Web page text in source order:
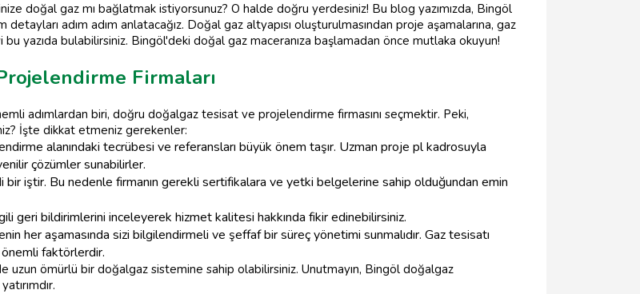
doğal gaz mı bağlatmak istiyorsunuz? O halde doğru yerdesiniz! Bu blog yazımızda, Bingöl
adım adım anlatacağız. Doğal gaz altyapısı oluşturulmasından proje aşamalarına, gaz
yazıda bulabilirsiniz. Bingöl'deki doğal gaz maceranıza başlamadan önce mutlaka okuyun!
Firmaları
adımlardan biri, doğru doğalgaz tesisat ve projelendirme firmasını seçmektir. Peki,
İşte dikkat etmeniz gerekenler:
alanındaki tecrübesi ve referansları büyük önem taşır. Uzman proje pl kadrosuyla
çözümler sunabilirler.
bir iştir. Bu nedenle firmanın gerekli sertifikalara ve yetki belgelerine sahip olduğundan emin
geri bildirimlerini inceleyerek hizmet kalitesi hakkında fikir edinebilirsiniz.
her aşamasında sizi bilgilendirmeli ve şeffaf bir süreç yönetimi sunmalıdır. Gaz tesisatı
faktörlerdir.
uzun ömürlü bir doğalgaz sistemine sahip olabilirsiniz. Unutmayın, Bingöl doğalgaz